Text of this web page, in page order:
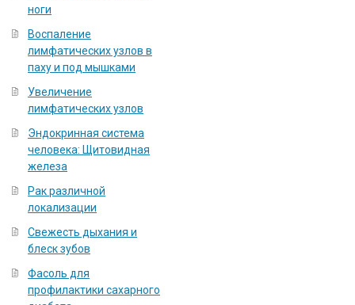
ноги
Воспаление
лимфатических узлов в
паху и под мышками
Увеличение
лимфатических узлов
Эндокринная система
человека: Щитовидная
железа
Рак различной
локализации
Свежесть дыхания и
блеск зубов
Фасоль для
профилактики сахарного